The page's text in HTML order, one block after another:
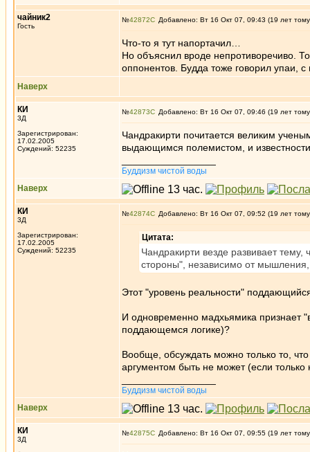
чайник2
Гость
№42872 Добавлено: Вт 16 Окт 07, 09:43 (19 лет
Что-то я тут напортачил…
Но объяснил вроде непротиворечиво.
оппонентов. Будда тоже говорил упаи,
Наверх
КИ
3Д
Зарегистрирован:
17.02.2005
Суждений: 52235
№42873 Добавлено: Вт 16 Окт 07, 09:46 (19 лет
Чандракирти почитается великим
выдающимся полемистом, и
Буддизм чистой воды
Наверх
КИ
3Д
Зарегистрирован:
17.02.2005
Суждений: 52235
№42874 Добавлено: Вт 16 Окт 07, 09:52 (19 лет
Цитата:
Чандракирти везде развивает
стороны", независимо от
Этот "уровень реальности"
И одновременно мадхьямика признает
поддающемся логике)?
Вообще, обсуждать можно только то,
аргументом быть не может (если
Буддизм чистой воды
Наверх
КИ
3Д
№42875 Добавлено: Вт 16 Окт 07, 09:55 (19 лет